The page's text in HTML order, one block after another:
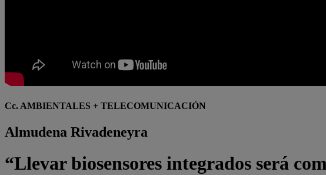
Cc. AMBIENTALES + TELECOMUNICACIÓN
Almudena Rivadeneyra
“Llevar biosensores integrados será